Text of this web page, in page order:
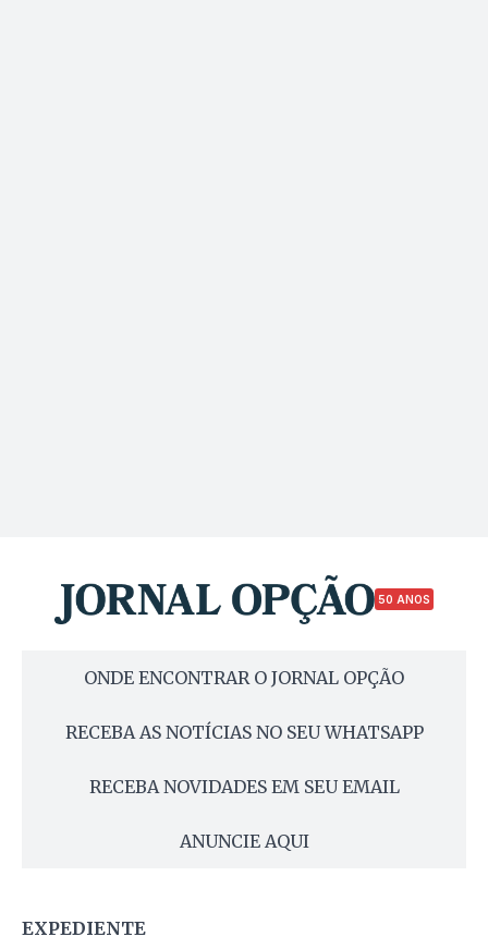
50 ANOS
ONDE ENCONTRAR O JORNAL OPÇÃO
RECEBA AS NOTÍCIAS NO SEU WHATSAPP
RECEBA NOVIDADES EM SEU EMAIL
ANUNCIE AQUI
EXPEDIENTE